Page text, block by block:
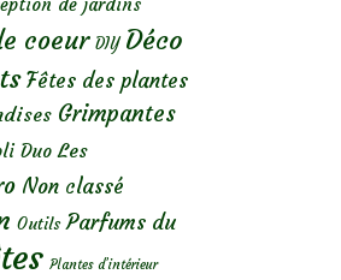
coeur DIY Déco
Fêtes des plantes
Grimpantes
Duo Les
Non classé
Outils Parfums du
Plantes d’intérieur